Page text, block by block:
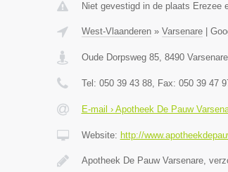
Niet gevestigd in de plaats Erezee
West-Vlaanderen» Varsenare|
Oude Dorpsweg 85, 8490 Varsenare
Tel: 050 39 43 88, Fax: 050 39 47
E-mail › Apotheek De Pauw
Website: http://
Apotheek De Pauw Varsenare,